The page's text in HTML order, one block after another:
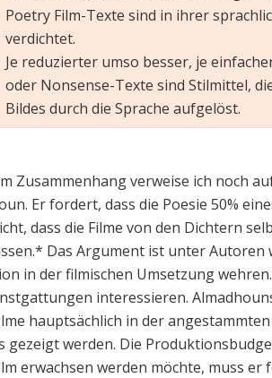
Poetry Film-Texte sind in ihrer
verdichtet.
Je reduzierter umso besser, je
oder Nonsense-Texte sind Stilmittel,
Bildes durch die Sprache aufgelöst.
Zusammenhang verweise ich noch
Er fordert, dass die Poesie 50%
dass die Filme von den Dichtern
Das Argument ist unter
in der filmischen Umsetzung
interessieren.
hauptsächlich in der
gezeigt werden. Die
erwachsen werden möchte, muss er